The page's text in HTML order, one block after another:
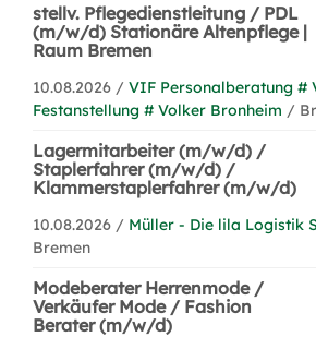
stellv. Pflegedienstleitung / PDL
(m/w/d) Stationäre Altenpflege |
Raum Bremen
10.08.2026 / VIF Personalberatung #
Festanstellung # Volker Bronheim /
Lagermitarbeiter (m/w/d) /
Staplerfahrer (m/w/d) /
Klammerstaplerfahrer (m/w/d)
10.08.2026 / Müller - Die lila Logistik
Bremen
Modeberater Herrenmode /
Verkäufer Mode / Fashion
Berater (m/w/d)